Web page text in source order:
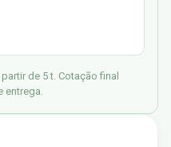
de 5 t. Cotação final
entrega.